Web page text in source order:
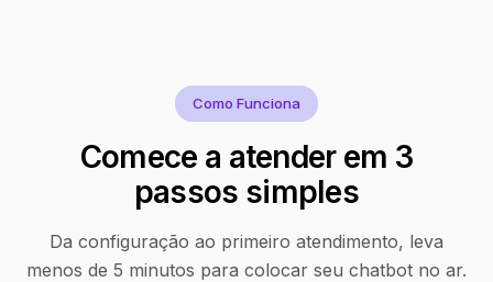
Como Funciona
Comece a atender em 3
passos simples
Da configuração ao primeiro atendimento, leva
menos de 5 minutos para colocar seu chatbot no ar.